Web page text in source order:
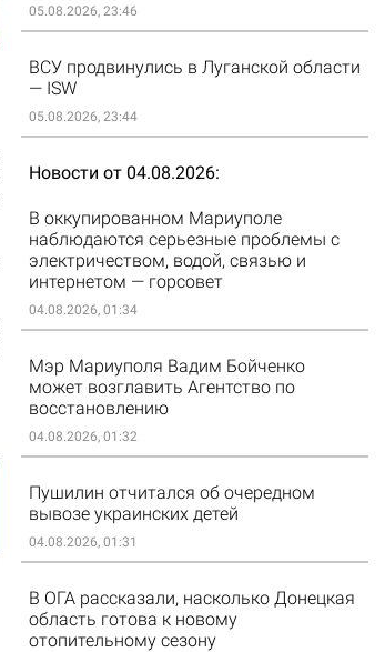
05.08.2026, 23:46
ВСУ продвинулись в Луганской области
— ISW
05.08.2026, 23:44
Новости от 04.08.2026
В оккупированном Мариуполе
наблюдаются серьезные проблемы с
электричеством, водой, связью и
интернетом — горсовет
04.08.2026, 01:34
Мэр Мариуполя Вадим Бойченко
может возглавить Агентство по
восстановлению
04.08.2026, 01:32
Пушилин отчитался об очередном
вывозе украинских детей
04.08.2026, 01:31
В ОГА рассказали, насколько Донецкая
область готова к новому
отопительному сезону